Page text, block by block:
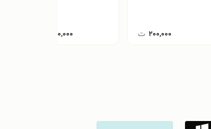
۲۰۰,۰۰۰ ت ۴۰۰,۰۰۰